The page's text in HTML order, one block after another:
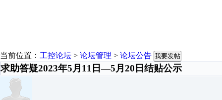
当前位置： 工控论坛 > 论坛管理 > 论坛公告 我要发帖
求助答疑2023年5月11日—5月20日结贴公示